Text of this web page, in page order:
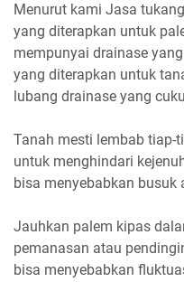
Menurut kami Jasa
yang diterapkan untuk
mempunyai drainase
yang diterapkan untuk
lubang drainase yang
Tanah mesti lembab tiap-
untuk menghindari
bisa menyebabkan busuk
Jauhkan palem kipas
pemanasan atau
bisa menyebabkan